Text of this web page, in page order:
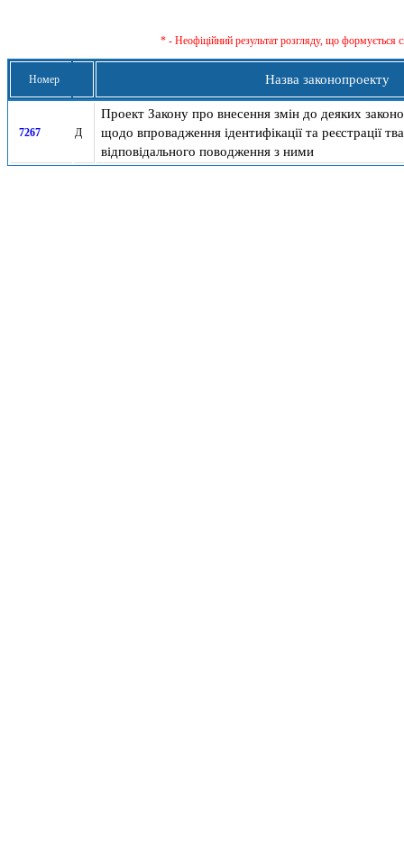
* - Неофіційний результат розгляду, що формується
Номер Назва законопроекту
7267 Д
Проект Закону про внесення змін до деяких
щодо впровадження ідентифікації та реєстрації
відповідального поводження з ними